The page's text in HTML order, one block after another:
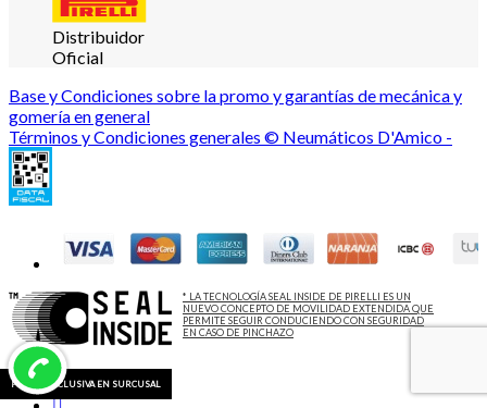
PROMO EXCLUSIVA EN SURCUSAL
PROMO EXCLUSIVA EN SURCUSAL
PROMO EXCLUSIVA EN SURCUSAL
PROMO EXCLUSIVA EN SURCUSAL
PROMO EXCLUSIVA EN SURCUSAL
Distribuidor
Oficial
Base y Condiciones sobre la promo y garantías de mecánica y
gomería en general
Términos y Condiciones generales © Neumáticos D'Amico -
* LA TECNOLOGÍA SEAL INSIDE DE PIRELLI ES UN
NUEVO CONCEPTO DE MOVILIDAD EXTENDIDA QUE
PERMITE SEGUIR CONDUCIENDO CON SEGURIDAD
EN CASO DE PINCHAZO